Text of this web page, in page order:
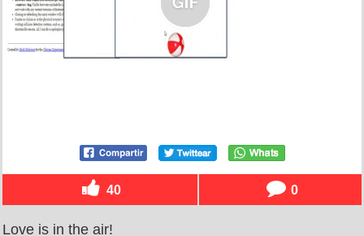
40 0
Love is in the air!